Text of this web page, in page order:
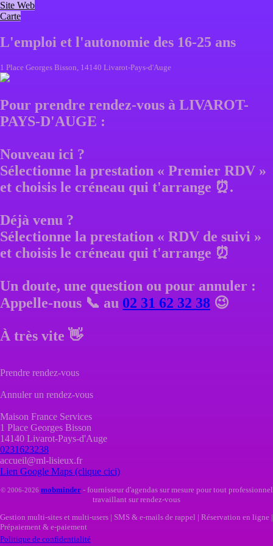
Site Web
Carte
L'emploi et l'autonomie des 16-25 ans
1 Place Georges Bisson, 14140 Livarot-Pays-d'Auge
Pour prendre rendez-vous à LIVAROT-
PAYS-D'AUGE :
Nouveau ici ?
Sélectionne la prestation « Premier RDV »
et choisis le créneau qui t'arrange ⏰.
Déjà venu ?
Sélectionne la prestation « RDV de suivi »
et choisis le créneau qui t'arrange ⏰
Un doute, une question ou pour annuler :
Appelle-nous 📞 au 02 31 62 32 38 😉
À très vite 👋
Prendre rendez-vous
Annuler un rendez-vous
Maison France Services
1 Place Georges Bisson
14140 Livarot-Pays-d'Auge
0231623238
accueil@ml-lisieux.fr
Lien Google Maps (clique cici)
© 2006-2026 mobminder- fournisseur d'agendas sur mesure pour tout professionnel
travaillant sur rendez-vous
Gestion multi-sites et multi-users | SMS & e-mails de rappel | Réservation en ligne |
Prépaiement & e-paiement
Politique de confidentialité